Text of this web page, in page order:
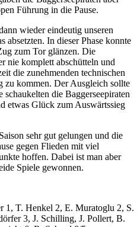
Führung in die Pause.
wieder eindeutig unseren
absetzten. In dieser Phase konnte
zum Tor glänzen. Die
nie komplett abschütteln und
die zunehmenden technischen
zu kommen. Der Ausgleich sollte
die Baggerseepiraten
etwas Glück zum Auswärtssieg
sehr gut gelungen und die
gegen Flieden mit viel
hoffen. Dabei ist man aber
Spiele gewonnen.
1, T. Henkel 2, E. Muratoglu 2, S.
3, J. Schilling, J. Pollert, B.